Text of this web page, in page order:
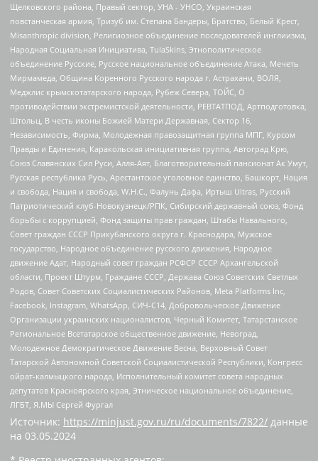
Щелковского района, Правый сектор, УНА - УНСО, Украинская
повстанческая армия, Тризуб им. Степана Бандеры, Братство, Белый Крест,
Misanthropic division, Религиозное объединение последователей инглиизма,
Народная Социальная Инициатива, TulaSkins, Этнополитическое
объединение Русские, Русское национальное объединение Атака, Мечеть
Мирмамеда, Община Коренного Русского народа г. Астрахани, ВОЛЯ,
Меджлис крымскотатарского народа, Рубеж Севера, ТОЙС, О
противодействии экстремистской деятельности, РЕВТАТПОД, Артподготовка,
Штольц, В честь иконы Божией Матери Державная, Сектор 16,
Независимость, Фирма, Молодежная правозащитная группа МПГ, Курсом
Правды и Единения, Каракольская инициативная группа, Автоград Крю,
Союз Славянских Сил Руси, Алля-Аят, Благотворительный пансионат Ак Умут,
Русская республика Русь, Арестантское уголовное единство, Башкорт, Нация
и свобода, Нация и свобода, W.H.С., Фалунь Дафа, Иртыш Ultras, Русский
Патриотический клуб-Новокузнецк/РПК, Сибирский державный союз, Фонд
борьбы с коррупцией, Фонд защиты прав граждан, Штабы Навального,
Совет граждан СССР Прикубанского округа г. Краснодара, Мужское
государство, Народное объединение русского движения, Народное
движение Адат, Народный совет граждан РСФСР СССР Архангельской
области, Проект Штурм, Граждане СССР, Держава Союз Советских Светлых
Родов, Совет Советских Социалистических Районов, Meta Platforms Inc,
Facebook, Instagram, WhatsApp, СИЧ-С14, Добровольческое Движение
Организации украинских националистов, Черный Комитет, Татарстанское
Региональное Всетатарское общественное движение, Невоград,
Молодежное Демократическое Движение Весна, Верховный Совет
Татарской Автономной Советской Социалистической Республики, Конгресс
ойрат-калмыцкого народа, Исполнительный комитет совета народных
депутатов Красноярского края, Этническое национальное объединение,
ЛГБТ, Я.МЫ Сергей Фургал
Источник: https://minjust.gov.ru/ru/documents/7822/ данные
на 03.05.2024